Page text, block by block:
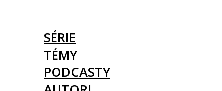
SÉRIE
TÉMY
PODCASTY